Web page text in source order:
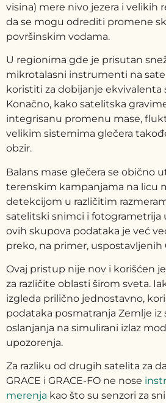
visina) mere nivo jezera i velikih
da se mogu odrediti promene
površinskim vodama.
U regionima gde je prisutan
mikrotalasni instrumenti na
koristiti za dobijanje ekvivalenta
Konačno, kako satelitska
integrisanu promenu mase,
velikim sistemima glečera
obzir.
Balans mase glečera se obično
terenskim kampanjama na licu
detekcijom u različitim
satelitski snimci i fotogrametrija
ovih skupova podataka je već
preko, na primer, uspostavljenih
Ovaj pristup nije nov i korišćen
za različite oblasti širom sveta.
izgleda prilično jednostavno,
podataka posmatranja Zemlje
oslanjanja na simulirani izlaz
upozorenja.
Za razliku od drugih satelita za
GRACE i GRACE-FO ne nose
merenja kao što su senzori za